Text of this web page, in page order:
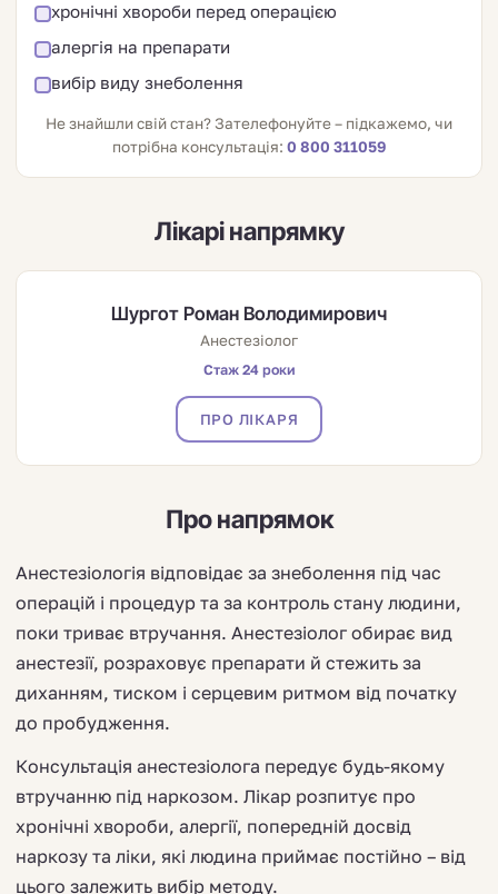
хронічні хвороби перед операцією
алергія на препарати
вибір виду знеболення
Не знайшли свій стан? Зателефонуйте – підкажемо, чи
потрібна консультація: 0 800 311059
Лікарі напрямку
Шургот Роман Володимирович
Анестезіолог
Стаж 24 роки
ПРО ЛІКАРЯ
Про напрямок
Анестезіологія відповідає за знеболення під час
операцій і процедур та за контроль стану людини,
поки триває втручання. Анестезіолог обирає вид
анестезії, розраховує препарати й стежить за
диханням, тиском і серцевим ритмом від початку
до пробудження.
Консультація анестезіолога передує будь-якому
втручанню під наркозом. Лікар розпитує про
хронічні хвороби, алергії, попередній досвід
наркозу та ліки, які людина приймає постійно – від
цього залежить вибір методу.